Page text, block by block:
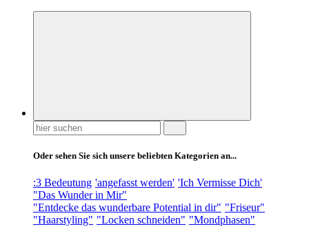
Suchen
nach:
Oder sehen Sie sich unsere beliebten Kategorien an...
:3 Bedeutung 'angefasst werden' 'Ich Vermisse Dich'
"Das Wunder in Mir"
"Entdecke das wunderbare Potential in dir" "Friseur"
"Haarstyling" "Locken schneiden" "Mondphasen"